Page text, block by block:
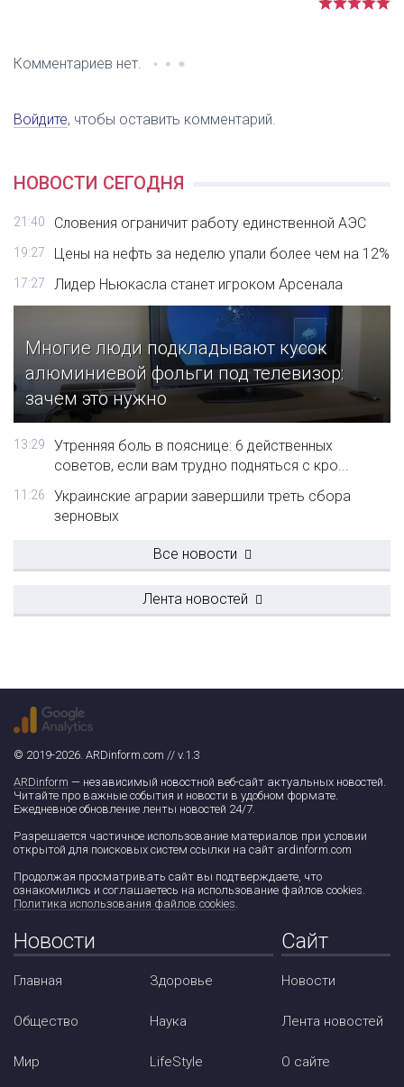
Комментариев нет.
Войдите, чтобы оставить комментарий.
НОВОСТИ СЕГОДНЯ
21:40 Словения ограничит работу единственной АЭС
19:27 Цены на нефть за неделю упали более чем на 12%
17:27 Лидер Ньюкасла станет игроком Арсенала
Многие люди подкладывают кусок
алюминиевой фольги под телевизор:
зачем это нужно
13:29
Утренняя боль в пояснице: 6 действенных
советов, если вам трудно подняться с кро...
11:26
Украинские аграрии завершили треть сбора
зерновых
Все новости
Лента новостей
© 2019-2026. ARDinform.com // v.1.3
ARDinform — независимый новостной веб-сайт актуальных новостей.
Читайте про важные события и новости в удобном формате.
Ежедневное обновление ленты новостей 24/7.
Разрешается частичное использование материалов при условии
открытой для поисковых систем ссылки на сайт ardinform.com
Продолжая просматривать сайт вы подтверждаете, что
ознакомились и соглашаетесь на использование файлов cookies.
Политика использования файлов cookies.
Новости
Главная
Общество
Мир
Здоровье
Наука
LifeStyle
Сайт
Новости
Лента новостей
О сайте